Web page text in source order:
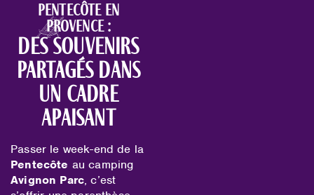
Pentecôte en
Provence :
des souvenirs
partagés dans
un cadre
apaisant
Passer le week-end de la
Pentecôte au camping
Avignon Parc, c’est